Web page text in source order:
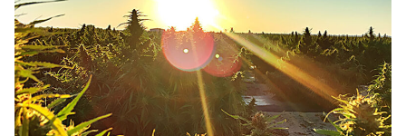
PROMOCJA TYGODNIA
Dla Początkujących
Indoor w Domu